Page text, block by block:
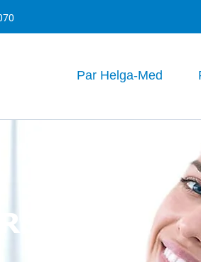
Par Helga-Med